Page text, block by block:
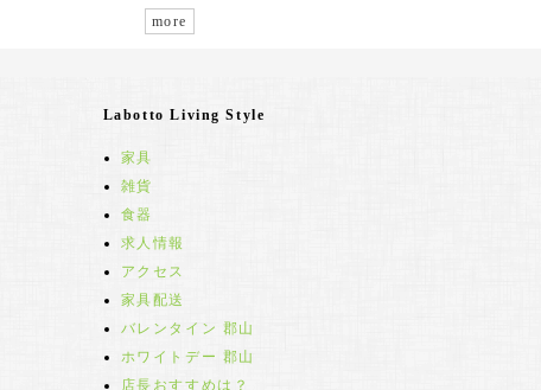
more
Labotto Living Style
家具
雑貨
食器
求人情報
アクセス
家具配送
バレンタイン 郡山
ホワイトデー 郡山
店長おすすめは？